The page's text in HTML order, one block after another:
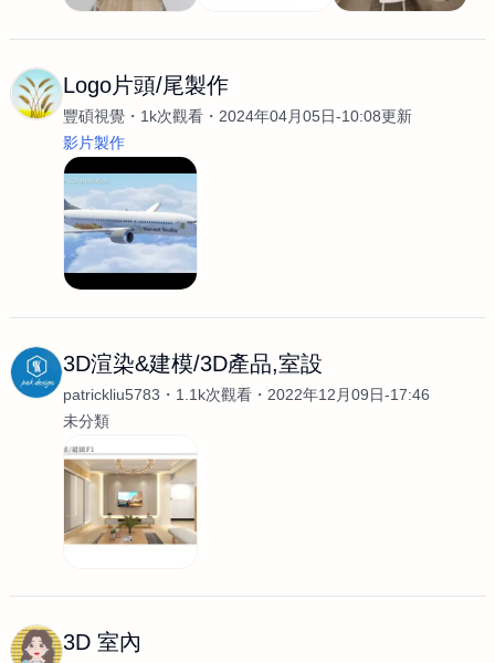
Logo片頭/尾製作
豐碩視覺 1k次觀看
2024年04月05日-10:08更新
影片製作
3D渲染&建模/3D產品,室設
patrickliu5783 1.1k次觀看
2022年12月09日-17:46
未分類
3D 室內